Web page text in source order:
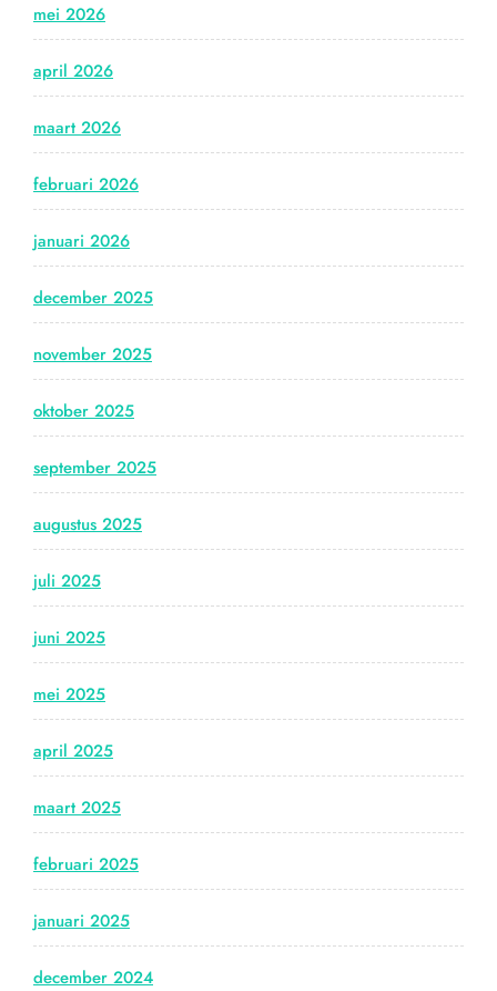
mei 2026
april 2026
maart 2026
februari 2026
januari 2026
december 2025
november 2025
oktober 2025
september 2025
augustus 2025
juli 2025
juni 2025
mei 2025
april 2025
maart 2025
februari 2025
januari 2025
december 2024